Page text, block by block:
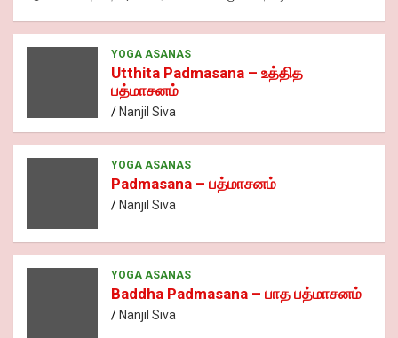
YOGA ASANAS
Utthita Padmasana – உத்தித
பத்மாசனம்
Nanjil Siva
YOGA ASANAS
Padmasana – பத்மாசனம்
Nanjil Siva
YOGA ASANAS
Baddha Padmasana – பாத பத்மாசனம்
Nanjil Siva